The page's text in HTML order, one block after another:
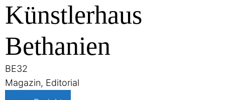
Künstlerhaus
Bethanien
BE32
Magazin, Editorial